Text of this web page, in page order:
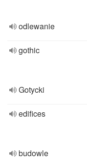
odlewanie
gothic
Gotycki
edifices
budowle